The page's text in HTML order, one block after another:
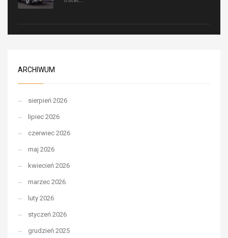
ARCHIWUM
sierpień 2026
lipiec 2026
czerwiec 2026
maj 2026
kwiecień 2026
marzec 2026
luty 2026
styczeń 2026
grudzień 2025